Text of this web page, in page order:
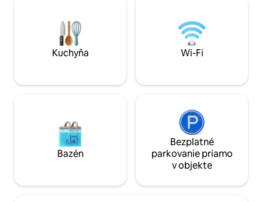
bielizeň a uteráky
cene. Možno
súpravu Psy sú vítané. Cena
psa a deň. Alebo
Kuchyňa Wi-Fi
Bazén
Bezplatné
parkovanie priamo
v objekte